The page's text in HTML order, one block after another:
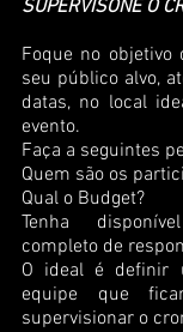
SUPERVISONE O
Foque no objetivo
seu público alvo,
datas, no local
evento.
Faça a seguintes
Quem são os
Qual o Budget?
Tenha
completo de
O ideal é definir
equipe que
supervisionar o